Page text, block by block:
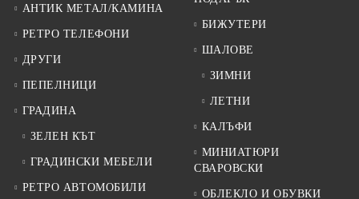
АНТИК МЕТАЛ/КАМИНА
РЕТРО ТЕЛЕФОНИ
ДРУГИ
ПЕПЕЛНИЦИ
ГРАДИНА
ЗЕЛЕН КЪТ
ГРАДИНСКИ МЕБЕЛИ
РЕТРО АВТОМОБИЛИ
БИЖУТЕРИ
ШАЛОВЕ
ЗИМНИ
ЛЕТНИ
КАЛЪФИ
МИНИАТЮРИ
СВАРОВСКИ
ОБЛЕКЛО И ОБУВКИ